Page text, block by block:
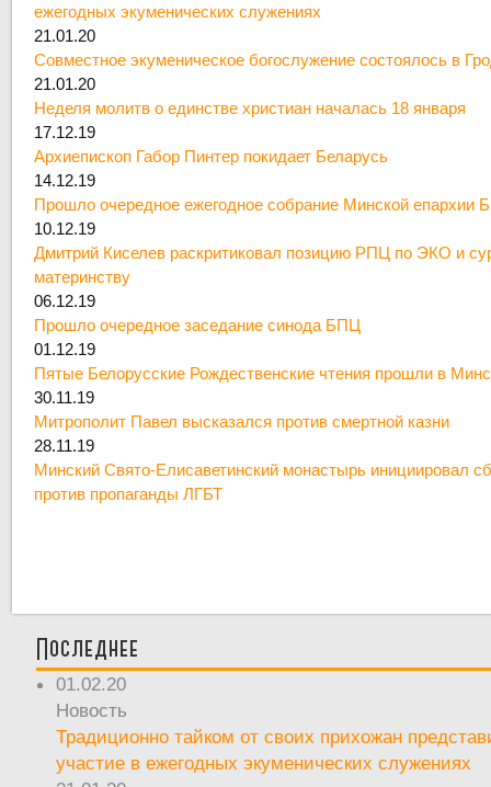
ежегодных экуменических служениях
21.01.20
Совместное экуменическое богослужение состоялось в
21.01.20
Неделя молитв о единстве христиан началась 18 января
17.12.19
Архиепископ Габор Пинтер покидает Беларусь
14.12.19
Прошло очередное ежегодное собрание Минской епархии
10.12.19
Дмитрий Киселев раскритиковал позицию РПЦ по ЭКО и
материнству
06.12.19
Прошло очередное заседание синода БПЦ
01.12.19
Пятые Белорусские Рождественские чтения прошли в
30.11.19
Митрополит Павел высказался против смертной казни
28.11.19
Минский Свято-Елисаветинский монастырь инициировал
против пропаганды ЛГБТ
Последнее
01.02.20
Новость
Традиционно тайком от своих прихожан
участие в ежегодных экуменических служениях